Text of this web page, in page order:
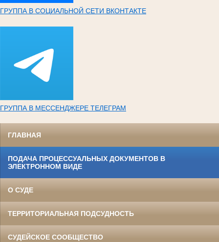
ГРУППА В СОЦИАЛЬНОЙ СЕТИ ВКОНТАКТЕ
ГРУППА В МЕССЕНДЖЕРЕ ТЕЛЕГРАМ
ГЛАВНАЯ
ПОДАЧА ПРОЦЕССУАЛЬНЫХ ДОКУМЕНТОВ В
ЭЛЕКТРОННОМ ВИДЕ
О СУДЕ
ТЕРРИТОРИАЛЬНАЯ ПОДСУДНОСТЬ
СУДЕЙСКОЕ СООБЩЕСТВО